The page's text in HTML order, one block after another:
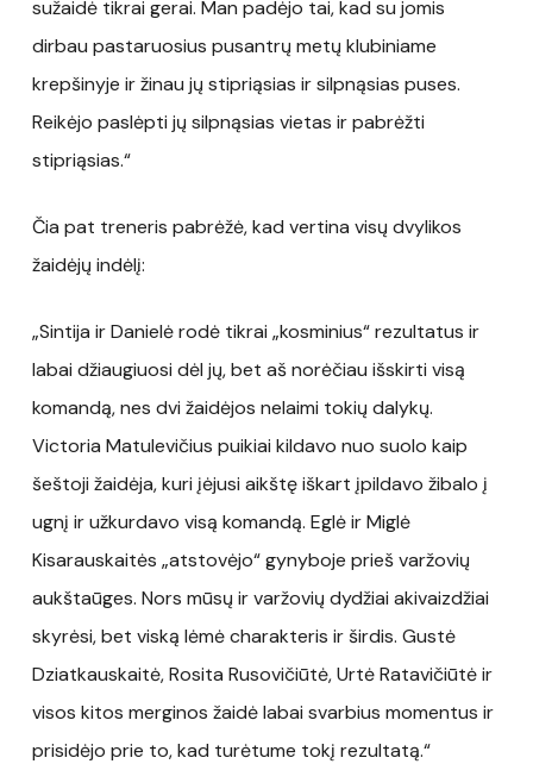
sužaidė tikrai gerai. Man padėjo tai, kad su jomis
dirbau pastaruosius pusantrų metų klubiniame
krepšinyje ir žinau jų stipriąsias ir silpnąsias puses.
Reikėjo paslėpti jų silpnąsias vietas ir pabrėžti
stipriąsias.“
Čia pat treneris pabrėžė, kad vertina visų dvylikos
žaidėjų indėlį:
„Sintija ir Danielė rodė tikrai „kosminius“ rezultatus ir
labai džiaugiuosi dėl jų, bet aš norėčiau išskirti visą
komandą, nes dvi žaidėjos nelaimi tokių dalykų.
Victoria Matulevičius puikiai kildavo nuo suolo kaip
šeštoji žaidėja, kuri įėjusi aikštę iškart įpildavo žibalo į
ugnį ir užkurdavo visą komandą. Eglė ir Miglė
Kisarauskaitės „atstovėjo“ gynyboje prieš varžovių
aukštaūges. Nors mūsų ir varžovių dydžiai akivaizdžiai
skyrėsi, bet viską lėmė charakteris ir širdis. Gustė
Dziatkauskaitė, Rosita Rusovičiūtė, Urtė Ratavičiūtė ir
visos kitos merginos žaidė labai svarbius momentus ir
prisidėjo prie to, kad turėtume tokį rezultatą.“